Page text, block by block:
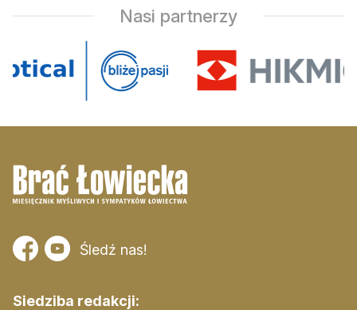
Nasi partnerzy
Śledź nas!
Siedziba redakcji: